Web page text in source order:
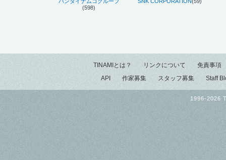
(598)
TINAMIとは？ リンクについて
免責事項
API
作家募集 スタッフ募集 Staff
1996-2026